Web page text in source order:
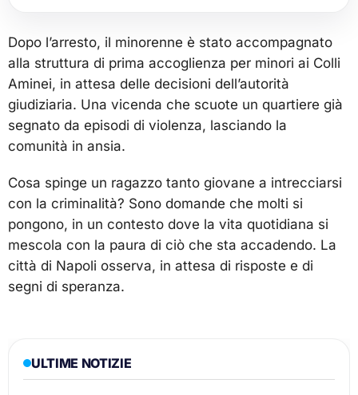
Dopo l’arresto, il minorenne è stato accompagnato
alla struttura di prima accoglienza per minori ai Colli
Aminei, in attesa delle decisioni dell’autorità
giudiziaria. Una vicenda che scuote un quartiere già
segnato da episodi di violenza, lasciando la
comunità in ansia.
Cosa spinge un ragazzo tanto giovane a intrecciarsi
con la criminalità? Sono domande che molti si
pongono, in un contesto dove la vita quotidiana si
mescola con la paura di ciò che sta accadendo. La
città di Napoli osserva, in attesa di risposte e di
segni di speranza.
ULTIME NOTIZIE